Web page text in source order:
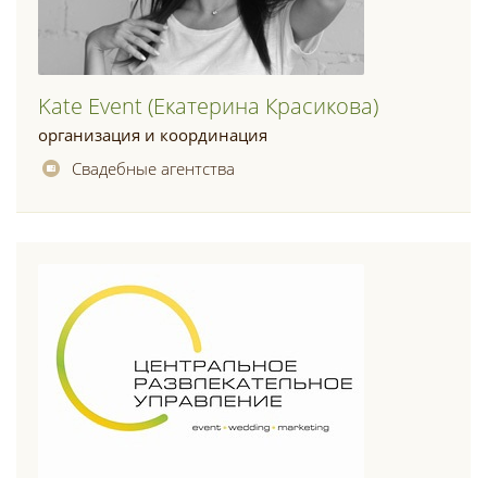
Kate Event (екатерина Красикова)
организация и координация
Свадебные агентства